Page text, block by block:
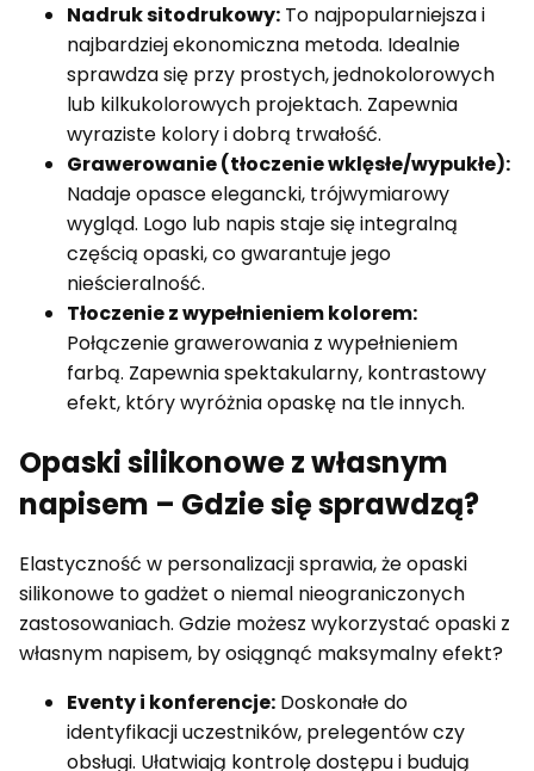
Nadruk sitodrukowy: To najpopularniejsza i
najbardziej ekonomiczna metoda. Idealnie
sprawdza się przy prostych, jednokolorowych
lub kilkukolorowych projektach. Zapewnia
wyraziste kolory i dobrą trwałość.
Grawerowanie (tłoczenie wklęsłe/wypukłe):
Nadaje opasce elegancki, trójwymiarowy
wygląd. Logo lub napis staje się integralną
częścią opaski, co gwarantuje jego
nieścieralność.
Tłoczenie z wypełnieniem kolorem:
Połączenie grawerowania z wypełnieniem
farbą. Zapewnia spektakularny, kontrastowy
efekt, który wyróżnia opaskę na tle innych.
Opaski silikonowe z własnym
napisem – Gdzie się sprawdzą?
Elastyczność w personalizacji sprawia, że opaski
silikonowe to gadżet o niemal nieograniczonych
zastosowaniach. Gdzie możesz wykorzystać opaski z
własnym napisem, by osiągnąć maksymalny efekt?
Eventy i konferencje: Doskonałe do
identyfikacji uczestników, prelegentów czy
obsługi. Ułatwiają kontrolę dostępu i budują